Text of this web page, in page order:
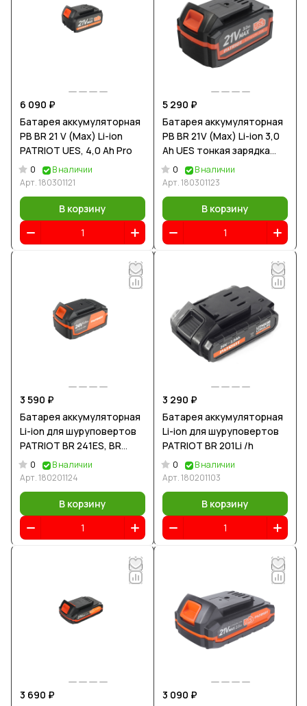
6 090 ₽
Батарея аккумуляторная
PB BR 21 V (Max) Li-ion
PATRIOT UES, 4,0 Ah Pro
0
В наличии
Арт.180301121
В корзину
5 290 ₽
Батарея аккумуляторная
PB BR 21V (Max) Li-ion 3,0
Ah UES тонкая зарядка
(5,5 мм)
0
В наличии
Арт.180301123
В корзину
3 590 ₽
Батарея аккумуляторная
Li-ion для шуруповертов
PATRIOT BR 241ES, BR
241ES-h
0
В наличии
Арт.180201124
В корзину
3 290 ₽
Батарея аккумуляторная
Li-ion для шуруповертов
PATRIOT BR 201Li /h
0
В наличии
Арт.180201103
В корзину
3 690 ₽
3 090 ₽